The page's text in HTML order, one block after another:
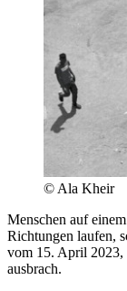
© Ala Kheir
Menschen auf
Richtungen laufen,
vom 15. April 2023,
ausbrach.